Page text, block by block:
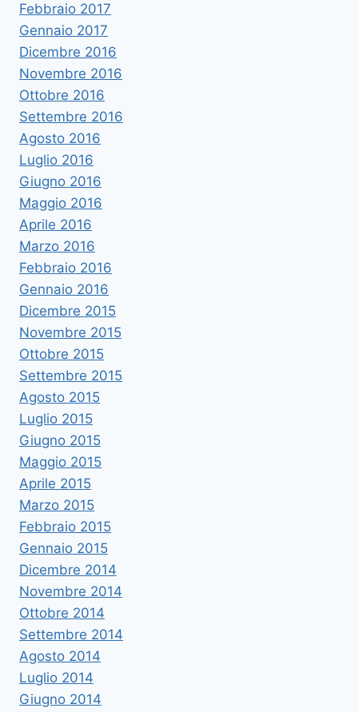
Febbraio 2017
Gennaio 2017
Dicembre 2016
Novembre 2016
Ottobre 2016
Settembre 2016
Agosto 2016
Luglio 2016
Giugno 2016
Maggio 2016
Aprile 2016
Marzo 2016
Febbraio 2016
Gennaio 2016
Dicembre 2015
Novembre 2015
Ottobre 2015
Settembre 2015
Agosto 2015
Luglio 2015
Giugno 2015
Maggio 2015
Aprile 2015
Marzo 2015
Febbraio 2015
Gennaio 2015
Dicembre 2014
Novembre 2014
Ottobre 2014
Settembre 2014
Agosto 2014
Luglio 2014
Giugno 2014